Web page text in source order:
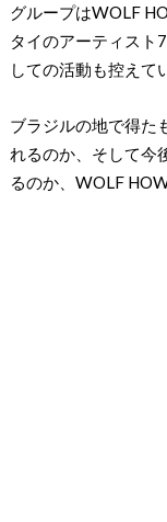
グループはWOLF
タイのアーティスト
しての活動も控えて
ブラジルの地で得た
れるのか、そして今
るのか、WOLF